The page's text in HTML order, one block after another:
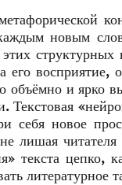
новым
структурных
его восприятие,
объёмно и ярко
Текстовая
себя новое
лишая
текста цепко,
литературное